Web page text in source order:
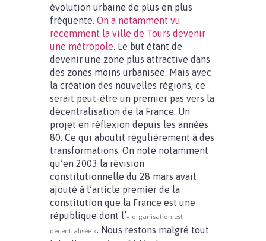
évolution urbaine de plus en plus
fréquente. On a notamment vu
récemment la ville de Tours devenir
une métropole. Le but étant de
devenir une zone plus attractive dans
des zones moins urbanisée. Mais avec
la création des nouvelles régions, ce
serait peut-être un premier pas vers la
décentralisation de la France. Un
projet en réflexion depuis les années
80. Ce qui aboutit régulièrement à des
transformations. On note notamment
qu’en 2003 la révision
constitutionnelle du 28 mars avait
ajouté à l’article premier de la
constitution que la France est une
république dont l’« organisation est
décentralisée ». Nous restons malgré tout